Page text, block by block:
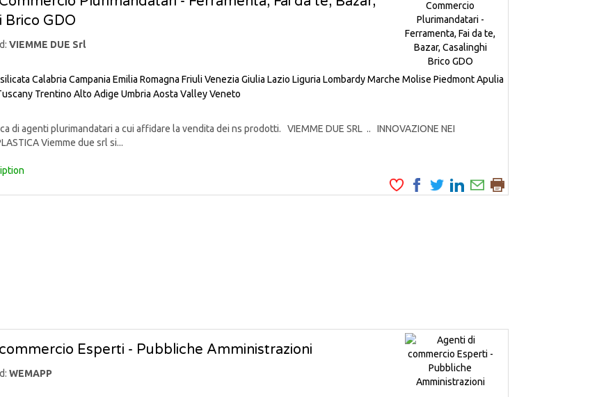
Brico GDO
VIEMME DUE Srl
Calabria Campania Emilia Romagna Friuli Venezia Giulia Lazio Liguria LombardyMarche Molise PiedmontApulia
Trentino Alto Adige Umbria Aosta ValleyVeneto
di agenti plurimandatari a cui affidare la vendita dei ns prodotti. VIEMME DUE SRL .. INNOVAZIONE NEI
Viemme due srl si...
Esperti - Pubbliche Amministrazioni
WEMAPP